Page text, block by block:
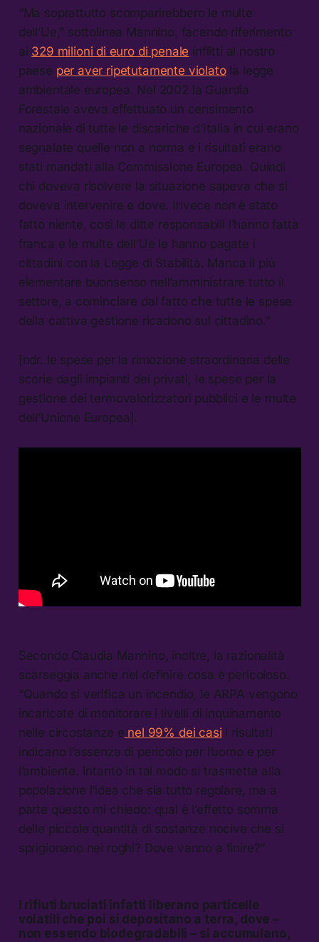
“Ma soprattutto scomparirebbero le multe
dell’Ue,” sottolinea Mannino, facendo riferimento
ai 329 milioni di euro di penale inflitti al nostro
paese per aver ripetutamente violatola legge
ambientale europea. Nel 2002 la Guardia
Forestale aveva effettuato un censimento
nazionale di tutte le discariche d’Italia in cui erano
segnalate quelle non a norma e i risultati erano
stati mandati alla Commissione Europea. Quindi
chi doveva risolvere la situazione sapeva che si
doveva intervenire e dove. Invece non è stato
fatto niente, così le ditte responsabili l’hanno fatta
franca e le multe dell’Ue le hanno pagate i
cittadini con la Legge di Stabilità. Manca il più
elementare buonsenso nell’amministrare tutto il
settore, a cominciare dal fatto che tutte le spese
della cattiva gestione ricadono sul cittadino.”
[ndr. le spese per la rimozione straordinaria delle
scorie dagli impianti dei privati, le spese per la
gestione dei termovalorizzatori pubblici e le multe
dell’Unione Europea].
Secondo Claudia Mannino, inoltre, la razionalità
scarseggia anche nel definire cosa è pericoloso.
“Quando si verifica un incendio, le ARPA vengono
incaricate di monitorare i livelli di inquinamento
nelle circostanze e nel 99% dei casi i risultati
indicano l’assenza di pericolo per l’uomo e per
l’ambiente. Intanto in tal modo si trasmette alla
popolazione l’idea che sia tutto regolare, ma a
parte questo mi chiedo: qual è l’effetto somma
delle piccole quantità di sostanze nocive che si
sprigionano nei roghi? Dove vanno a finire?”
I rifiuti bruciati infatti liberano particelle
volatili che poi si depositano a terra, dove –
non essendo biodegradabili – si accumulano,